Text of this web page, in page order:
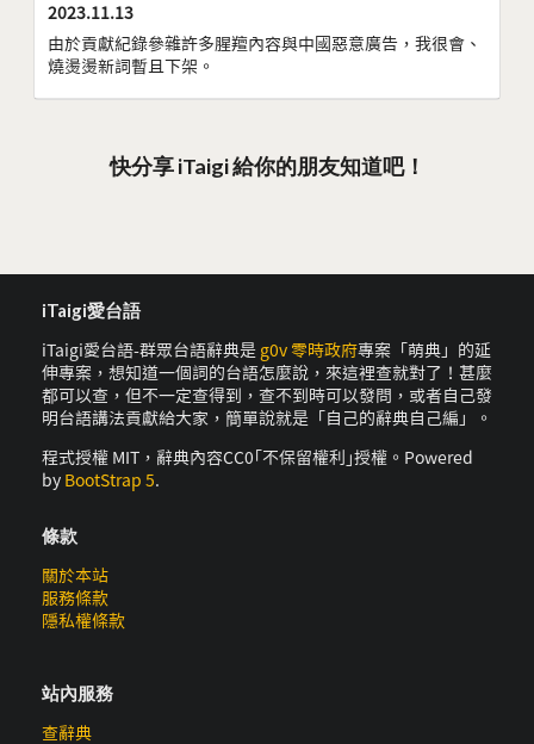
2023.11.13
由於貢獻紀錄參雜許多腥羶內容與中國惡意廣告，我很會、
燒燙燙新詞暫且下架。
快分享 iTaigi 給你的朋友知道吧！
iTaigi愛台語
iTaigi愛台語-群眾台語辭典是 g0v 零時政府專案「萌典」的延
伸專案，想知道一個詞的台語怎麼說，來這裡查就對了！甚麼
都可以查，但不一定查得到，查不到時可以發問，或者自己發
明台語講法貢獻給大家，簡單說就是「自己的辭典自己編」。
程式授權 MIT，辭典內容CC0｢不保留權利｣授權。Powered
by BootStrap 5.
條款
關於本站
服務條款
隱私權條款
站內服務
查辭典